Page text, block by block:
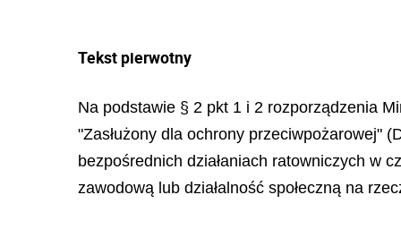
Tekst pierwotny
Na podstawie § 2 pkt 1 i 2 rozporządzenia
"Zasłużony dla ochrony przeciwpożarowej"
bezpośrednich działaniach ratowniczych w
zawodową lub działalność społeczną na